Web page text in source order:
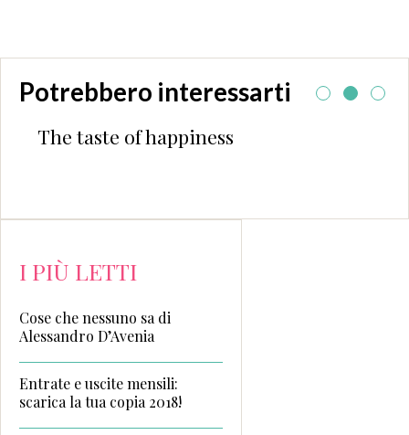
Potrebbero interessarti
The taste of happiness
I PIÙ LETTI
Cose che nessuno sa di
Alessandro D’Avenia
Entrate e uscite mensili:
scarica la tua copia 2018!